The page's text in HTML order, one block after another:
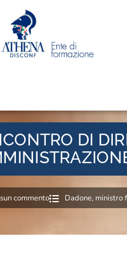
DI
commento Dadone, ministro